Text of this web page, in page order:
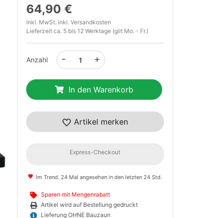
64,90 €
inkl. MwSt. inkl. Versandkosten
Lieferzeit ca. 5 bis 12 Werktage (gilt Mo. - Fr.)
Anzahl +
-
In den Warenkorb
Artikel merken
Express-Checkout
Im Trend. 24 Mal angesehen in den letzten 24 Std.
Sparen mit Mengenrabatt
Artikel wird auf Bestellung gedruckt
Lieferung OHNE Bauzaun